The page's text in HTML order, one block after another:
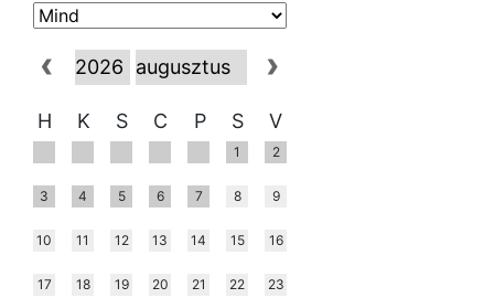
H K S C P S V
1 2
3 4 5 6 7 8 9
10 11 12 13 14 15 16
17 18 19 20 21 22 23